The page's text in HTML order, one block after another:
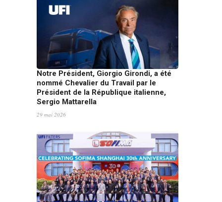
Notre Président, Giorgio Girondi, a été
nommé Chevalier du Travail par le
Président de la République italienne,
Sergio Mattarella
29 mai 2026
SOFIMA Shanghai célèbre ses 30 ans : là